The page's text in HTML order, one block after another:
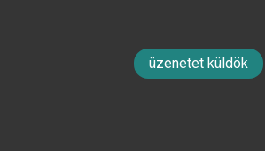
üzenetet küldök